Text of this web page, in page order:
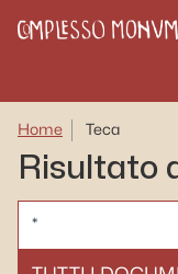
Home Teca
Risultato